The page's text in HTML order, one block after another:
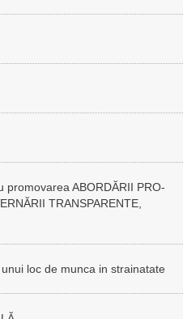
ABORDĂRII PRO-
TRANSPARENTE,
loc de munca in strainatate